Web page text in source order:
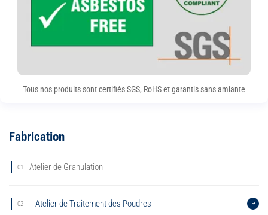
Tous nos produits sont certifiés SGS, RoHS et garantis sans amiante
Fabrication
01 Atelier de Granulation
02 Atelier de Traitement des Poudres